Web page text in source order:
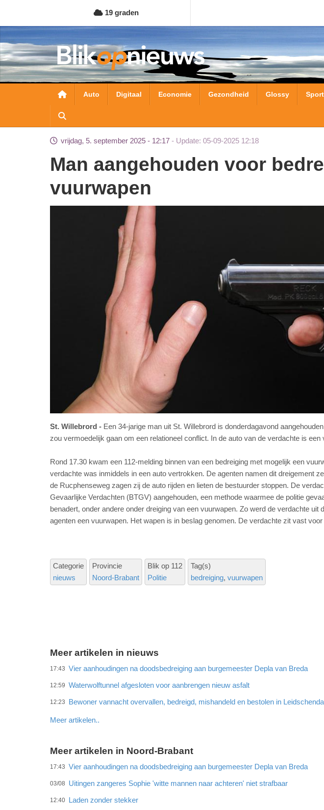
naar
de
inhoud
gaan
19 graden
Hoofdnavigatie
Auto Digitaal Economie Gezondheid Glossy Sport
vrijdag, 5. september 2025 - 12:17 Update: 05-09-2025 12:18
Man aangehouden voor bedreiging met
vuurwapen
St. Willebrord
Een 34-jarige man uit St. Willebrord is donderdagavond
zou vermoedelijk gaan om een relationeel conflict. In de auto van de verdachte is een
Rond 17.30 kwam een 112-melding binnen van een bedreiging met mogelijk een
verdachte was inmiddels in een auto vertrokken. De agenten namen dit dreigement
de Rucphenseweg zagen zij de auto rijden en lieten de bestuurder stoppen. De
Gevaarlijke Verdachten (BTGV) aangehouden, een methode waarmee de politie
benadert, onder andere onder dreiging van een vuurwapen. Zo werd de verdachte uit
agenten een vuurwapen. Het wapen is in beslag genomen. De verdachte zit vast voor
Categorie
nieuws
Provincie
Noord-Brabant
Blik op 112
Politie
Tag(s)
bedreiging vuurwapen
Meer artikelen in nieuws
17:43 Vier aanhoudingen na doodsbedreiging aan burgemeester Depla van Breda
12:59 Waterwolftunnel afgesloten voor aanbrengen nieuw asfalt
12:23 Bewoner vannacht overvallen, bedreigd, mishandeld en bestolen in
Meer artikelen..
Meer artikelen in Noord-Brabant
17:43 Vier aanhoudingen na doodsbedreiging aan burgemeester Depla van Breda
03/08 Uitingen zangeres Sophie 'witte mannen naar achteren' niet strafbaar
12:40 Laden zonder stekker